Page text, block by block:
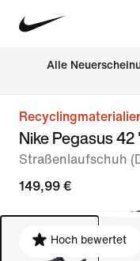
Alle
Nike Pegasus
Straßenlaufschuh
149,99 €
Hoch bewertet